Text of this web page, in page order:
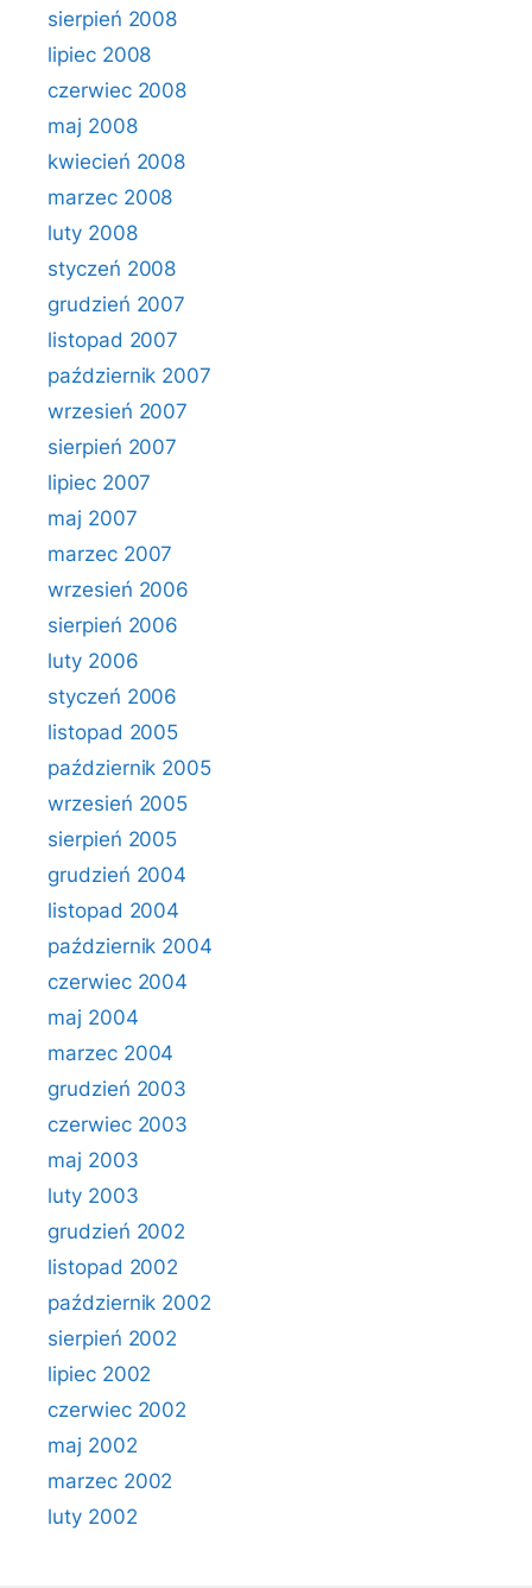
sierpień 2008
lipiec 2008
czerwiec 2008
maj 2008
kwiecień 2008
marzec 2008
luty 2008
styczeń 2008
grudzień 2007
listopad 2007
październik 2007
wrzesień 2007
sierpień 2007
lipiec 2007
maj 2007
marzec 2007
wrzesień 2006
sierpień 2006
luty 2006
styczeń 2006
listopad 2005
październik 2005
wrzesień 2005
sierpień 2005
grudzień 2004
listopad 2004
październik 2004
czerwiec 2004
maj 2004
marzec 2004
grudzień 2003
czerwiec 2003
maj 2003
luty 2003
grudzień 2002
listopad 2002
październik 2002
sierpień 2002
lipiec 2002
czerwiec 2002
maj 2002
marzec 2002
luty 2002